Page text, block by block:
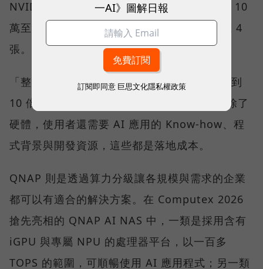
NVIDIA 顯示卡補足算力；一張卡約需新台幣 10
萬至 12 萬元，一張算不完，就得配置 2 張或 4
張。
「整體成本可能是過去單獨一台 NAS 的 5 倍到
10 倍，並不是大部分中小企業都能接受。」除了
硬體，使用者還需要 AI 應用的 Know-how、程
式背景與開發資源，這些都是落地成本。
QNAP 則是透過算力分級讓各規模與需求的企業
都可以有適合的解決方案。在 Computex 2026
搶先亮相的 QNAP AI NAS 中，一類是採用含有
iGPU 與專屬 NPU 的處理器平台，以一百多
TOPS 的範圍，可順暢使用 AI 應用程式；另一類
一AI》圖解日報
訂閱即同意 巨思文化隱私權政策